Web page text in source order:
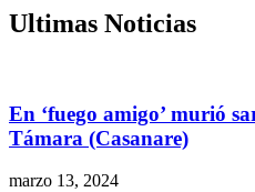
Ultimas Noticias
En ‘fuego amigo’ murió
Támara (Casanare)
marzo 13, 2024